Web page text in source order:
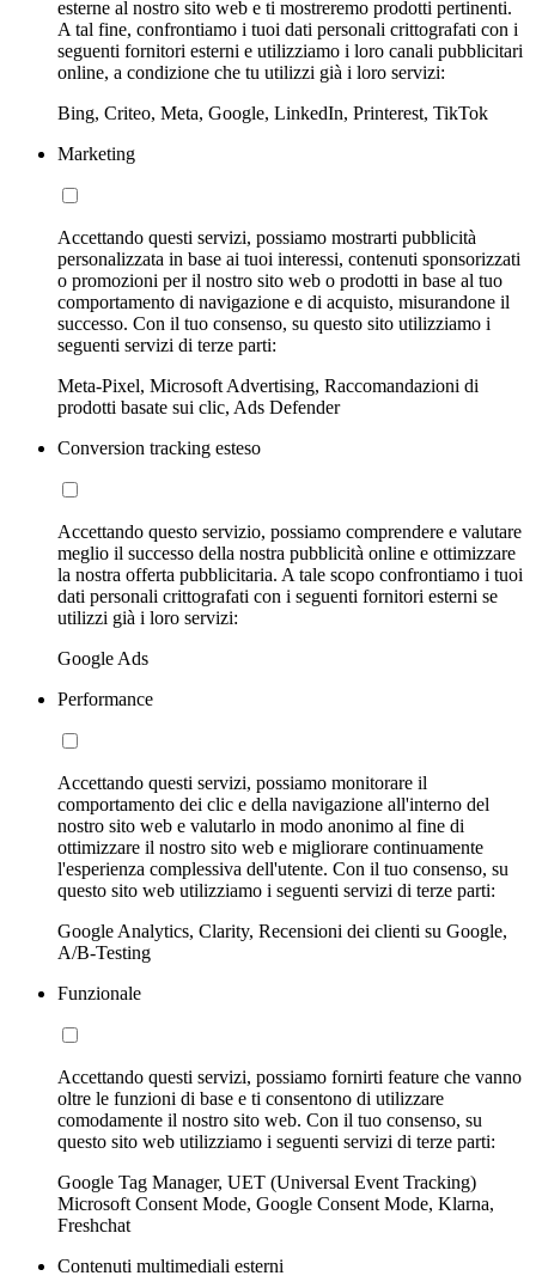
esterne al nostro sito web e ti mostreremo prodotti pertinenti.
A tal fine, confrontiamo i tuoi dati personali crittografati con i
seguenti fornitori esterni e utilizziamo i loro canali pubblicitari
online, a condizione che tu utilizzi già i loro servizi:
Bing, Criteo, Meta, Google, LinkedIn, Printerest, TikTok
Marketing
Accettando questi servizi, possiamo mostrarti pubblicità
personalizzata in base ai tuoi interessi, contenuti sponsorizzati
o promozioni per il nostro sito web o prodotti in base al tuo
comportamento di navigazione e di acquisto, misurandone il
successo. Con il tuo consenso, su questo sito utilizziamo i
seguenti servizi di terze parti:
Meta-Pixel, Microsoft Advertising, Raccomandazioni di
prodotti basate sui clic, Ads Defender
Conversion tracking esteso
Accettando questo servizio, possiamo comprendere e valutare
meglio il successo della nostra pubblicità online e ottimizzare
la nostra offerta pubblicitaria. A tale scopo confrontiamo i tuoi
dati personali crittografati con i seguenti fornitori esterni se
utilizzi già i loro servizi:
Google Ads
Performance
Accettando questi servizi, possiamo monitorare il
comportamento dei clic e della navigazione all'interno del
nostro sito web e valutarlo in modo anonimo al fine di
ottimizzare il nostro sito web e migliorare continuamente
l'esperienza complessiva dell'utente. Con il tuo consenso, su
questo sito web utilizziamo i seguenti servizi di terze parti:
Google Analytics, Clarity, Recensioni dei clienti su Google,
A/B-Testing
Funzionale
Accettando questi servizi, possiamo fornirti feature che vanno
oltre le funzioni di base e ti consentono di utilizzare
comodamente il nostro sito web. Con il tuo consenso, su
questo sito web utilizziamo i seguenti servizi di terze parti:
Google Tag Manager, UET (Universal Event Tracking)
Microsoft Consent Mode, Google Consent Mode, Klarna,
Freshchat
Contenuti multimediali esterni